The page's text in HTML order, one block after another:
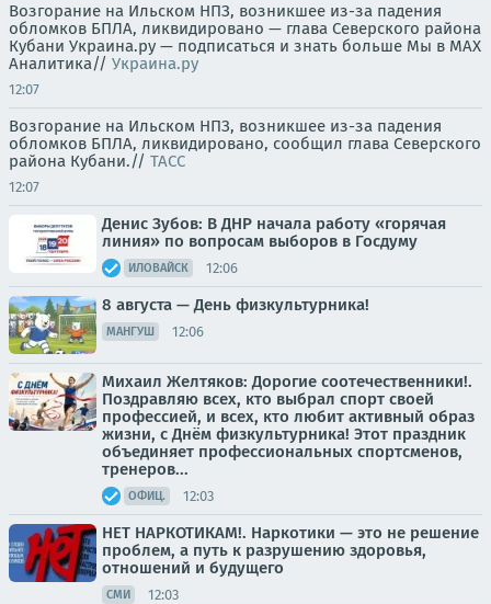
Возгорание на Ильском НПЗ, возникшее из-за падения
обломков БПЛА, ликвидировано — глава Северского района
Кубани Украина.ру — подписаться и знать больше Мы в MAX
Аналитика// Украина.ру
12:07
Возгорание на Ильском НПЗ, возникшее из-за падения
обломков БПЛА, ликвидировано, сообщил глава Северского
района Кубани.// ТАСС
12:07
Денис Зубов: В ДНР начала работу «горячая
линия» по вопросам выборов в Госдуму
ИЛОВАЙСК 12:06
8 августа — День физкультурника!
МАНГУШ 12:06
Михаил Желтяков: Дорогие соотечественники!.
Поздравляю всех, кто выбрал спорт своей
профессией, и всех, кто любит активный образ
жизни, с Днём физкультурника! Этот праздник
объединяет профессиональных спортсменов,
тренеров...
ОФИЦ. 12:03
НЕТ НАРКОТИКАМ!. Наркотики — это не решение
проблем, а путь к разрушению здоровья,
отношений и будущего
СМИ 12:03